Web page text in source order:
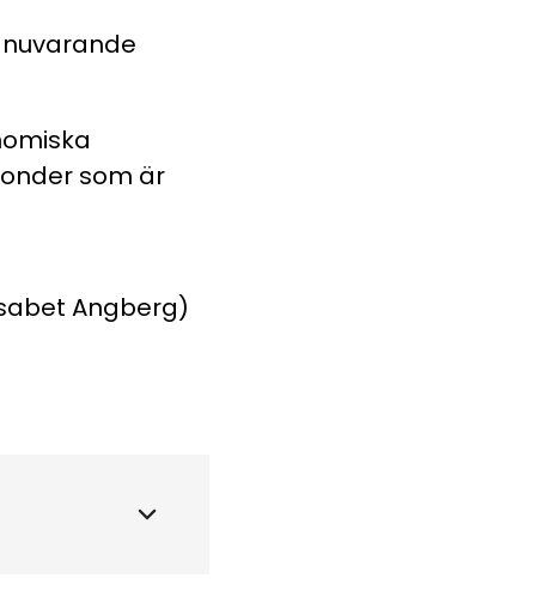
som är
Angberg)